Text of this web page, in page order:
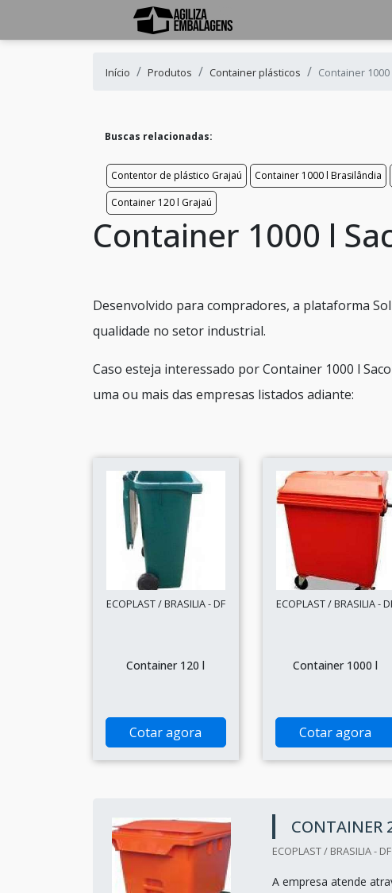
Início Produtos Container plásticos Container 1000
Buscas relacionadas:
Contentor de plástico Grajaú Container 1000 l Brasilândia
Container 120 l Grajaú
Container 1000 l
Desenvolvido para compradores, a plataforma
qualidade no setor industrial.
Caso esteja interessado por Container 1000 l
uma ou mais das empresas listados adiante:
ECOPLAST / BRASILIA - DF
Container 120 l
Cotar agora
ECOPLAST / BRASILIA -
Container 1000 l
Cotar agora
CONTAINER
ECOPLAST / BRASILIA - DF
A empresa atende